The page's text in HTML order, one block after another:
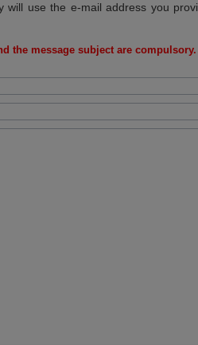
will use the e-mail address you
the message subject are compulsory.